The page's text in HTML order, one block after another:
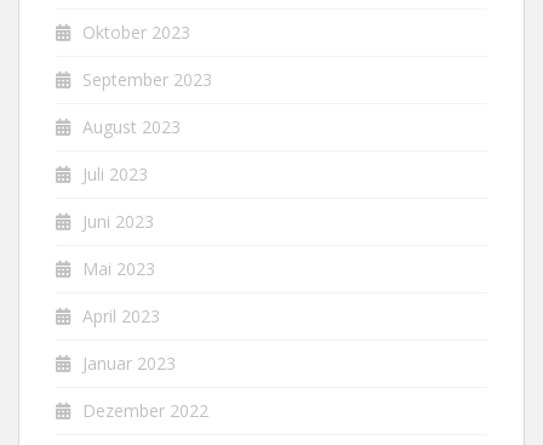
Oktober 2023
September 2023
August 2023
Juli 2023
Juni 2023
Mai 2023
April 2023
Januar 2023
Dezember 2022